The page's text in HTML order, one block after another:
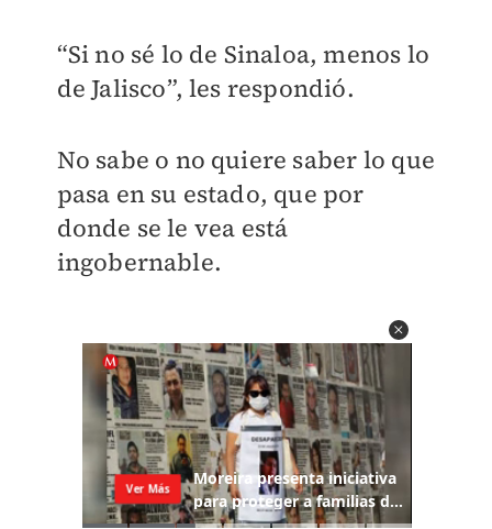
“Si no sé lo de Sinaloa, menos lo
de Jalisco”, les respondió.
No sabe o no quiere saber lo que
pasa en su estado, que por
donde se le vea está
ingobernable.